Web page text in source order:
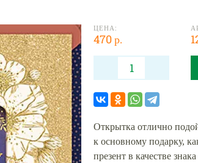
ЦЕНА:
470 р.
Открытка отлично
к основному подарку,
презент в качестве